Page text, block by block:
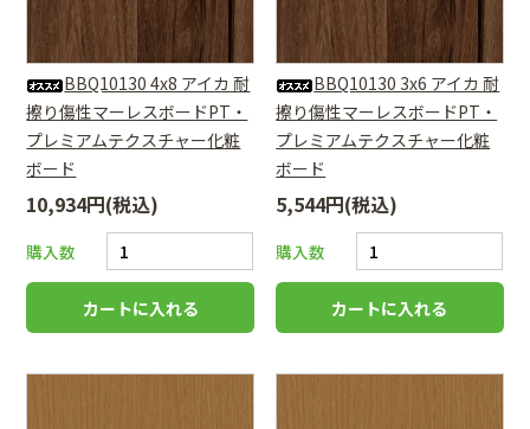
BBQ10130 4x8 アイカ 耐
擦り傷性マーレスボードPT・
プレミアムテクスチャー化粧
ボード
10,934円(税込)
購入数
BBQ10130 3x6 アイカ 耐
擦り傷性マーレスボードPT・
プレミアムテクスチャー化粧
ボード
5,544円(税込)
購入数